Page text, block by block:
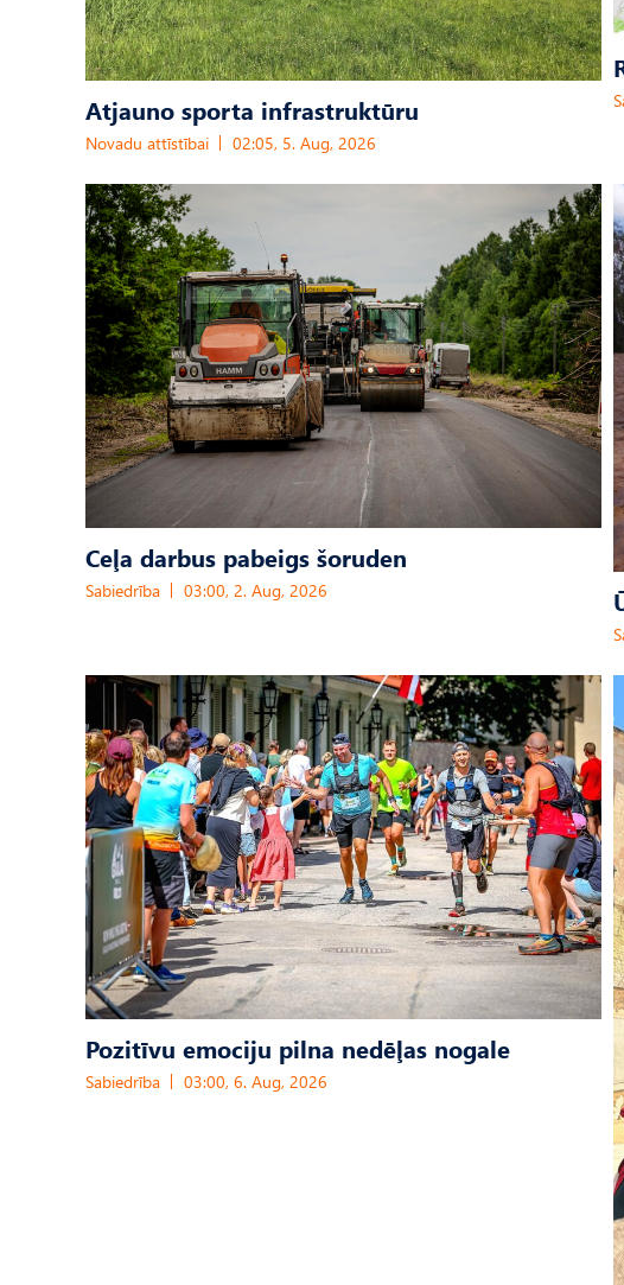
Atjauno sporta infrastruktūru
Novadu attīstībai 02:05, 5. Aug, 2026
Ceļa darbus pabeigs šoruden
Sabiedrība 03:00, 2. Aug, 2026
Pozitīvu emociju pilna nedēļas nogale
Sabiedrība 03:00, 6. Aug, 2026